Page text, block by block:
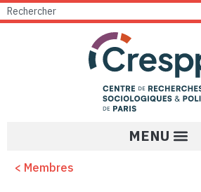
< Membres